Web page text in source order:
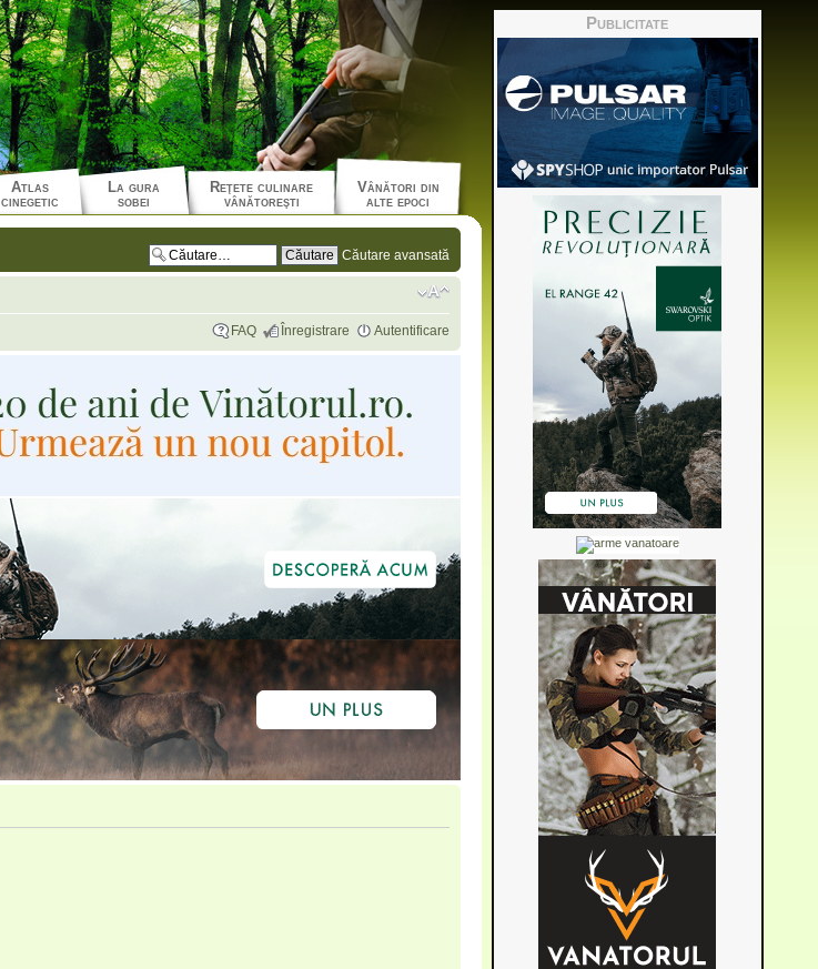
Atlas
cinegetic
La gura
sobei
Reţete culinare
vânătoreşti
Vânători din
alte epoci
Căutare avansată
FAQ Înregistrare Autentificare
Publicitate